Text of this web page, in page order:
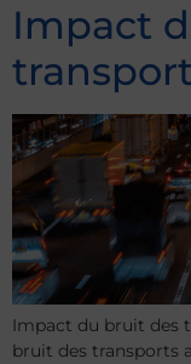
Impact
Impact du bruit des
bruit des transports